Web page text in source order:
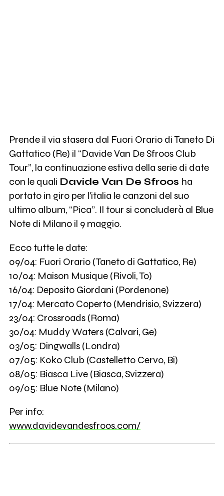
Prende il via stasera dal Fuori Orario di Taneto Di
Gattatico (Re) il “Davide Van De Sfroos Club
Tour”, la continuazione estiva della serie di date
con le quali Davide Van De Sfroos ha
portato in giro per l'italia le canzoni del suo
ultimo album, “Pica”. Il tour si concluderà al Blue
Note di Milano il 9 maggio.
Ecco tutte le date:
09/04: Fuori Orario (Taneto di Gattatico, Re)
10/04: Maison Musique (Rivoli, To)
16/04: Deposito Giordani (Pordenone)
17/04: Mercato Coperto (Mendrisio, Svizzera)
23/04: Crossroads (Roma)
30/04: Muddy Waters (Calvari, Ge)
03/05: Dingwalls (Londra)
07/05: Koko Club (Castelletto Cervo, Bi)
08/05: Biasca Live (Biasca, Svizzera)
09/05: Blue Note (Milano)
Per info:
www.davidevandesfroos.com/